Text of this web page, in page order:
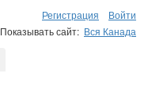
Регистрация
Войти
Показывать сайт: Вся Канада